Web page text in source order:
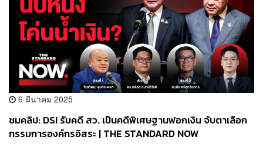
6 มีนาคม 2025
ชมคลิป: DSI รับคดี สว. เป็นคดีพิเศษฐานฟอกเงิน จับตาเลือก
กรรมการองค์กรอิสระ | THE STANDARD NOW